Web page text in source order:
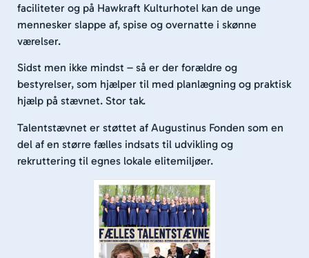
faciliteter og på Hawkraft Kulturhotel kan de unge
mennesker slappe af, spise og overnatte i skønne
værelser.
Sidst men ikke mindst – så er der forældre og
bestyrelser, som hjælper til med planlægning og praktisk
hjælp på stævnet. Stor tak.
Talentstævnet er støttet af Augustinus Fonden som en
del af en større fælles indsats til udvikling og
rekruttering til egnes lokale elitemiljøer.